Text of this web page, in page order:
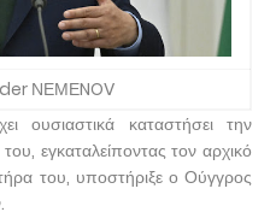
ΝΕΜΕNOV
ουσιαστικά καταστήσει την
εγκαταλείποντας τον αρχικό
του, υποστήριξε ο Ούγγρος